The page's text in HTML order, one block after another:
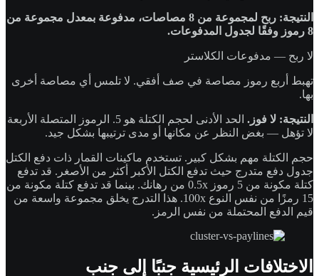
النتيجة: ربح لمجموعة من 8 مصاصات، مدفوعة بمعدل مجموعة من
8 رموز وفقًا لجدول المدفوعات.
لا ربح — مدفوعات الكلاستر
تهبط أربع رموز مصاصة في صف أفقي. لا تلمس أي مصاصة أخرى
بها.
النتيجة: لا فوز.
الحد الأدنى لحجم الكتلة هو 5. الرموز المتصلة الأربعة
لا تؤهل — بغض النظر عن مكانها أو مدى ترتيبها بشكل جيد.
حجم الكتلة مهم بشكل كبير. تستخدم ماكينات القمار ذات دفع الكتل
جدول دفع متدرج حيث تدفع الكتل الأكبر أكثر من الأصغر. قد تدفع
كتلة مكونة من 5 رموز 0.5x من رهانك. بينما قد تدفع كتلة مكونة من
15 رمزًا من نفس النوع 100x. هذا التدرج يخلق مجموعة واسعة من
قيم الدفع المحتملة من نفس الرمز.
الاختلافات الرئيسية جنبًا إلى جنب